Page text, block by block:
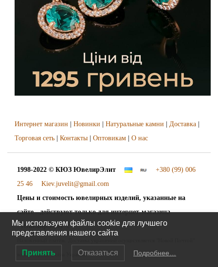
Интернет магазин Новинки Натуральные камни Доставка
Торговая сеть
Контакты Оптовикам О нас
1998-2022 © КЮЗ ЮвелирЭлит
+380 (99) 006
25 46
Kiev.juvelit@gmail.com
Цены и стоимость ювелирных изделий, указанные на
сайте - действуют только для интернет-магазина
"ЮвелирЭлит".
во все города и сёла Украины
Мы используем файлы cookie для лучшего
представления нашего сайта
Принять Отказаться Подробнее…